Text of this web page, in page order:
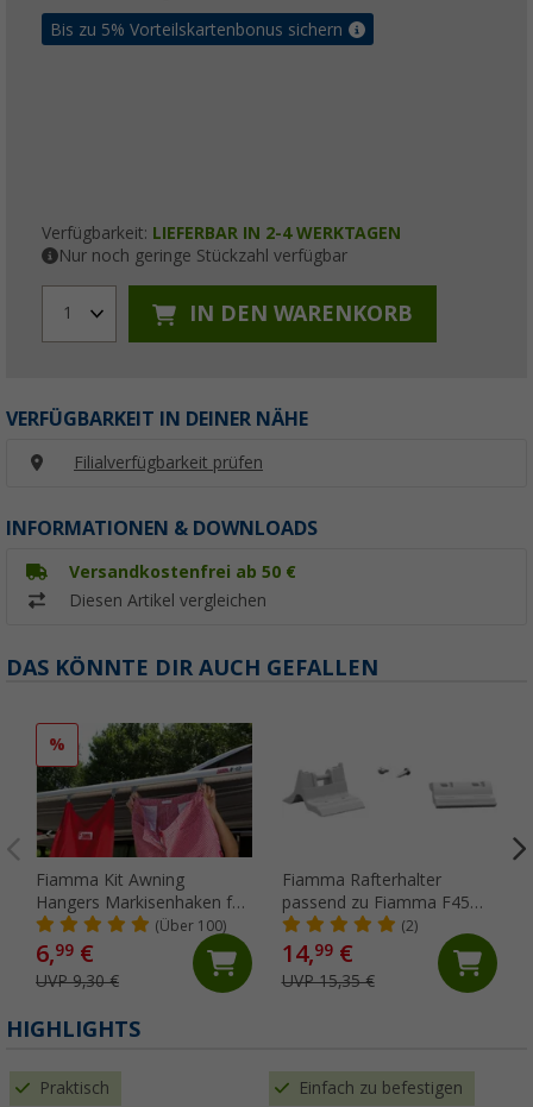
Bis zu 5% Vorteilskartenbonus sichern
Verfügbarkeit: LIEFERBAR IN 2-4 WERKTAGEN
Nur noch geringe Stückzahl verfügbar
1 IN DEN WARENKORB
VERFÜGBARKEIT IN DEINER NÄHE
Filialverfügbarkeit prüfen
INFORMATIONEN & DOWNLOADS
Versandkostenfrei ab 50 €
Diesen Artikel vergleichen
DAS KÖNNTE DIR AUCH GEFALLEN
%
Fiamma Kit Awning
Hangers Markisenhaken für
die Kederschiene(Über 100)
6,99 €
UVP 9,30 €
Fiamma Rafterhalter
passend zu Fiamma F45
S/L / ZIP
(2)
14,99€
UVP 15,35 €
HIGHLIGHTS
Praktisch Einfach zu befestigen